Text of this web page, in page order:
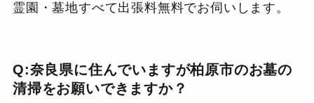
霊園・墓地すべて出張料無料でお伺いします。
Q:奈良県に住んでいますが柏原市のお墓の
清掃をお願いできますか？